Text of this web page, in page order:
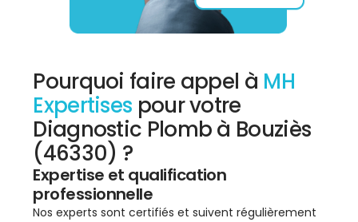
Pourquoi faire appel à MH
Expertises pour votre
Diagnostic Plomb à Bouziès
(46330) ?
Expertise et qualification
professionnelle
Nos experts sont certifiés et suivent régulièrement